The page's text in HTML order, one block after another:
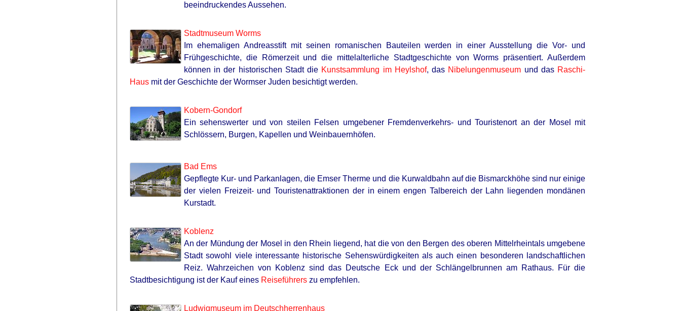
beeindruckendes Aussehen.
Stadtmuseum Worms
Im ehemaligen Andreasstift mit seinen romanischen Bauteilen werden in einer Ausstellung die Vor- und
Frühgeschichte, die Römerzeit und die mittelalterliche Stadtgeschichte von Worms präsentiert. Außerdem
können in der historischen Stadt die Kunstsammlung im Heylshof, das Nibelungenmuseum und das Raschi-
Haus mit der Geschichte der Wormser Juden besichtigt werden.
Kobern-Gondorf
Ein sehenswerter und von steilen Felsen umgebener Fremdenverkehrs- und Touristenort an der Mosel mit
Schlössern, Burgen, Kapellen und Weinbauernhöfen.
Bad Ems
Gepflegte Kur- und Parkanlagen, die Emser Therme und die Kurwaldbahn auf die Bismarckhöhe sind nur einige
der vielen Freizeit- und Touristenattraktionen der in einem engen Talbereich der Lahn liegenden mondänen
Kurstadt.
Koblenz
An der Mündung der Mosel in den Rhein liegend, hat die von den Bergen des oberen Mittelrheintals umgebene
Stadt sowohl viele interessante historische Sehenswürdigkeiten als auch einen besonderen landschaftlichen
Reiz. Wahrzeichen von Koblenz sind das Deutsche Eck und der Schlängelbrunnen am Rathaus. Für die
Stadtbesichtigung ist der Kauf eines Reiseführers zu empfehlen.
Ludwigmuseum im Deutschherrenhaus